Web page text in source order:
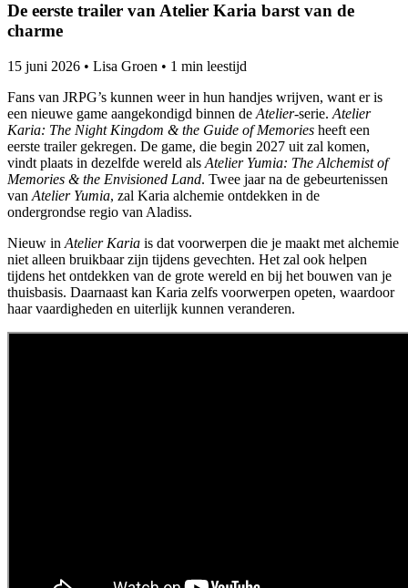
De eerste trailer van Atelier Karia barst van de
charme
15 juni 2026 • Lisa Groen • 1 min leestijd
Fans van JRPG’s kunnen weer in hun handjes wrijven, want er is
een nieuwe game aangekondigd binnen de Atelier-serie. Atelier
Karia: The Night Kingdom & the Guide of Memories heeft een
eerste trailer gekregen. De game, die begin 2027 uit zal komen,
vindt plaats in dezelfde wereld als Atelier Yumia: The Alchemist of
Memories & the Envisioned Land. Twee jaar na de gebeurtenissen
van Atelier Yumia, zal Karia alchemie ontdekken in de
ondergrondse regio van Aladiss.
Nieuw in Atelier Karia is dat voorwerpen die je maakt met alchemie
niet alleen bruikbaar zijn tijdens gevechten. Het zal ook helpen
tijdens het ontdekken van de grote wereld en bij het bouwen van je
thuisbasis. Daarnaast kan Karia zelfs voorwerpen opeten, waardoor
haar vaardigheden en uiterlijk kunnen veranderen.